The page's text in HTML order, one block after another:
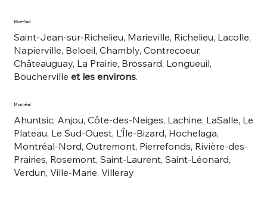
Rive-Sud
Saint-Jean-sur-Richelieu, Marieville, Richelieu, Lacolle,
Napierville, Beloeil, Chambly, Contrecoeur,
Châteauguay, La Prairie, Brossard, Longueuil,
Boucherville et les environs.
Montréal
Ahuntsic, Anjou, Côte-des-Neiges, Lachine, LaSalle, Le
Plateau, Le Sud-Ouest, L’Île-Bizard, Hochelaga,
Montréal-Nord, Outremont, Pierrefonds, Rivière-des-
Prairies, Rosemont, Saint-Laurent, Saint-Léonard,
Verdun, Ville-Marie, Villeray